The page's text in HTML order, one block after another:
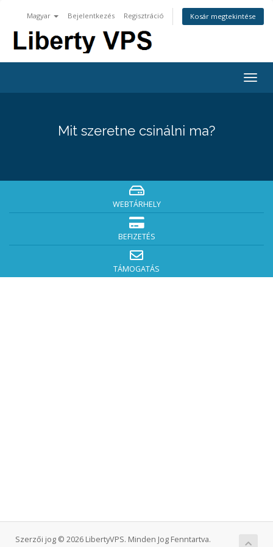
Magyar Bejelentkezés Regisztráció Kosár megtekintése
Mit szeretne csinálni ma?
WEBTÁRHELY
BEFIZETÉS
TÁMOGATÁS
Szerzői jog © 2026 LibertyVPS. Minden Jog Fenntartva.